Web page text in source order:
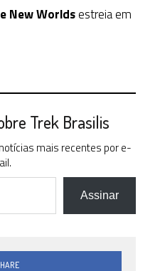
New Worldsestreia em
Trek Brasilis
mais recentes por e-
Assinar